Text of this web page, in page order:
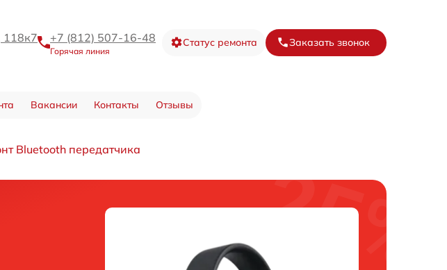
118к7 +7 (812) 507-16-48
Горячая линия
Статус ремонта Заказать звонок
Вакансии Контакты Отзывы
Bluetooth передатчика